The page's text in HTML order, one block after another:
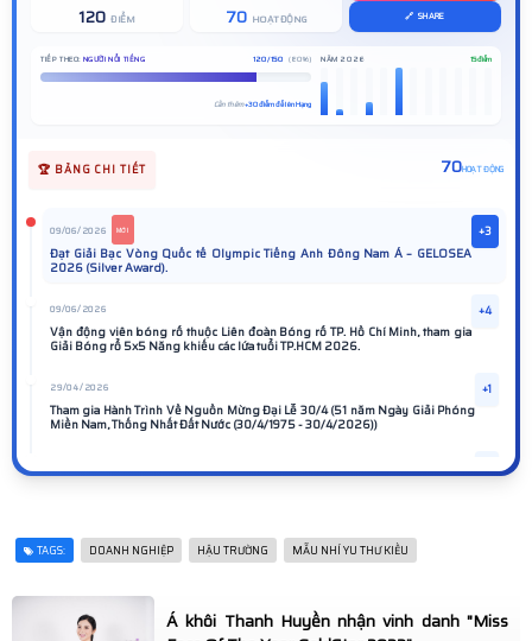
120 ĐIỂM 70 HOẠT ĐỘNG 🔗 SHARE
TIẾP THEO: NGƯỜI NỔI TIẾNG 120 / 150 (80%)
Cần thêm+30 điểm để lên Hạng
NĂM 2026 15 điểm
🏆 BẢNG CHI TIẾT 70HOẠT ĐỘNG
09/06/2026 MỚI
Đạt Giải Bạc Vòng Quốc tế Olympic Tiếng Anh Đông Nam Á – GELOSEA
2026 (Silver Award).
+3
09/06/2026
Vận động viên bóng rổ thuộc Liên đoàn Bóng rổ TP. Hồ Chí Minh, tham gia
Giải Bóng rổ 5x5 Năng khiếu các lứa tuổi TP.HCM 2026.
+4
29/04/2026
Tham gia Hành Trình Về Nguồn Mừng Đại Lễ 30/4 (51 năm Ngày Giải Phóng
Miền Nam, Thống Nhất Đất Nước (30/4/1975 - 30/4/2026))
+1
+1
Tham gia biểu diễn trong chương trình "Chào Xuân Bính Ngọ 2026" phát
sóng trên Đài Phát thanh và Truyền hình Hà Nội.
+1
TAGS: DOANH NGHIỆP HẬU TRƯỜNG MẪU NHÍ YU THƯ KIỀU
Á khôi Thanh Huyền nhận vinh danh "Miss